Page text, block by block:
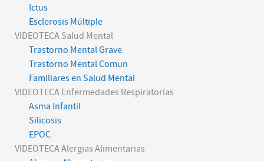
Ictus
Esclerosis Múltiple
VIDEOTECA Salud Mental
Trastorno Mental Grave
Trastorno Mental Comun
Familiares en Salud Mental
VIDEOTECA Enfermedades Respiratorias
Asma Infantil
Silicosis
EPOC
VIDEOTECA Alergias Alimentarias